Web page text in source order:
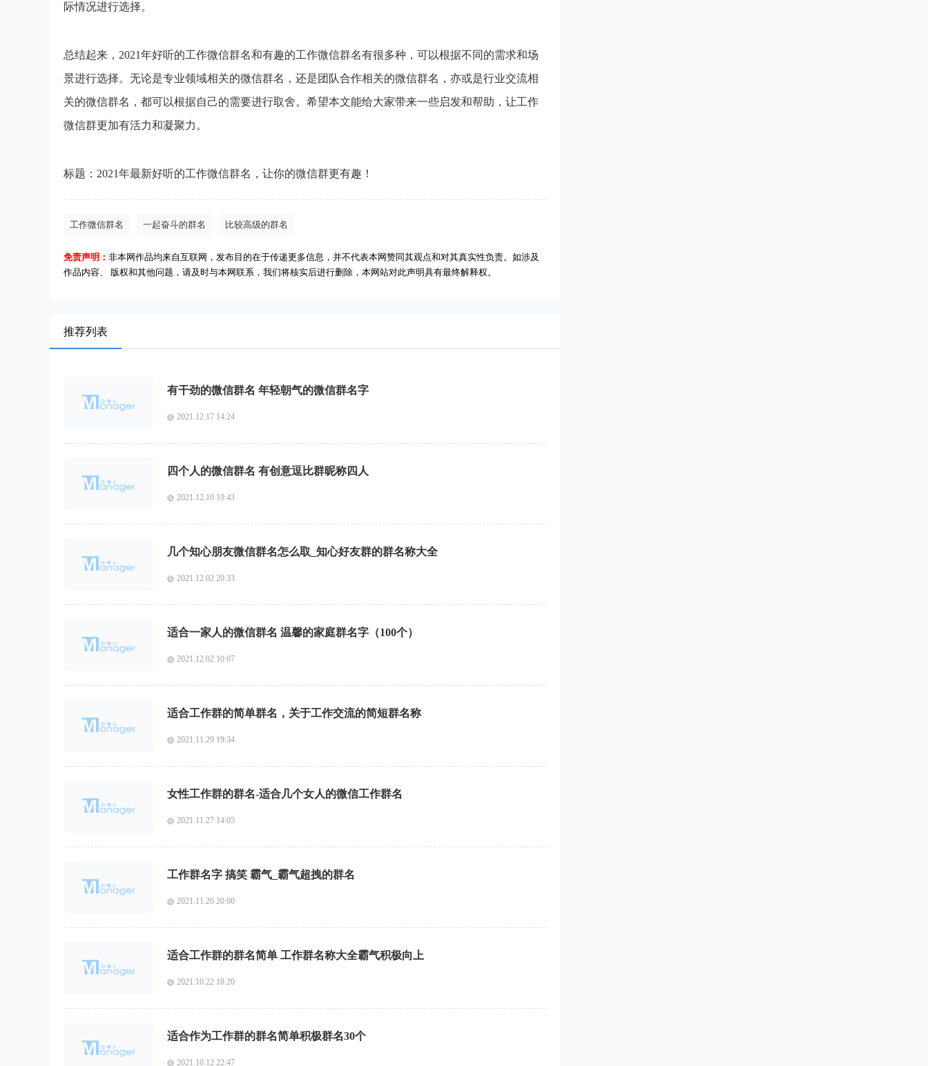
际情况进行选择。
总结起来，2021年好听的工作微信群名和有趣的工作微信群名有很多种，可以根据不同的需求和场
景进行选择。无论是专业领域相关的微信群名，还是团队合作相关的微信群名，亦或是行业交流相
关的微信群名，都可以根据自己的需要进行取舍。希望本文能给大家带来一些启发和帮助，让工作
微信群更加有活力和凝聚力。
标题：2021年最新好听的工作微信群名，让你的微信群更有趣！
工作微信群名 一起奋斗的群名 比较高级的群名
免责声明： 非本网作品均来自互联网，发布目的在于传递更多信息，并不代表本网赞同其观点和对其真实性负责。如涉及
作品内容、 版权和其他问题，请及时与本网联系，我们将核实后进行删除，本网站对此声明具有最终解释权。
推荐列表
有干劲的微信群名 年轻朝气的微信群名字
2021.12.17 14:24
四个人的微信群名 有创意逗比群昵称四人
2021.12.10 19:43
几个知心朋友微信群名怎么取_知心好友群的群名称大全
2021.12.02 20:33
适合一家人的微信群名 温馨的家庭群名字（100个）
2021.12.02 10:07
适合工作群的简单群名，关于工作交流的简短群名称
2021.11.29 19:34
女性工作群的群名-适合几个女人的微信工作群名
2021.11.27 14:05
工作群名字 搞笑 霸气_霸气超拽的群名
2021.11.26 20:00
适合工作群的群名简单 工作群名称大全霸气积极向上
2021.10.22 18:20
适合作为工作群的群名简单积极群名30个
2021.10.12 22:47